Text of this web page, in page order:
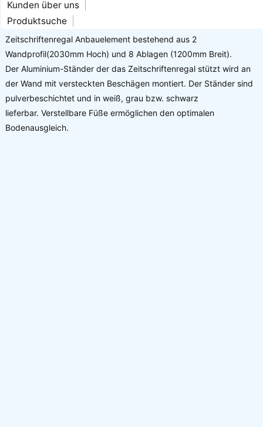
Kunden über uns
Produktsuche
Zeitschriftenregal Anbauelement bestehend aus 2
Wandprofil(2030mm Hoch) und 8 Ablagen (1200mm Breit).
Der Aluminium-Ständer der das Zeitschriftenregal stützt wird an
der Wand mit versteckten Beschägen montiert. Der Ständer sind
pulverbeschichtet und in weiß, grau bzw. schwarz
lieferbar. Verstellbare Füße ermöglichen den optimalen
Bodenausgleich.